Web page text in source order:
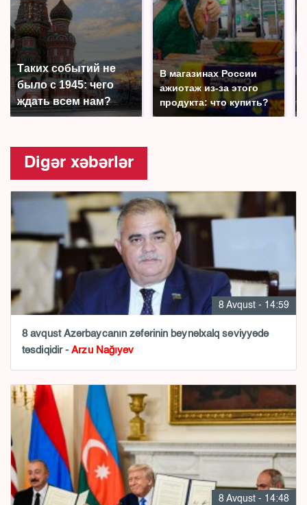
Таких событий не
было с 1945: чего
ждать всем нам?
В магазинах России
ажиотаж из-за этого
продукта: что купить?
Digər xəbərlər
8 Avqust - 14:59
8 avqust Azərbaycanın zəfərinin beynəlxalq səviyyədə
təsdiqidir -Arzu Nağıyev
8 Avqust - 14:48